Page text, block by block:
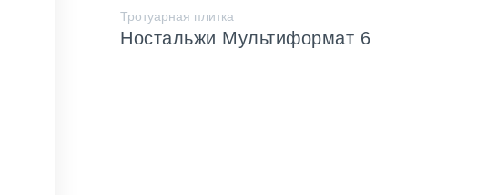
Тротуарная плитка
Ностальжи Мультиформат 6